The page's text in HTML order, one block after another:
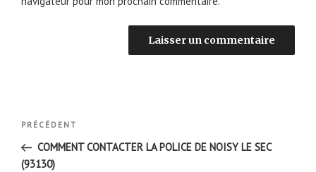
Navigation
l’article
Article
précédent
PRÉCÉDENT
COMMENT CONTACTER LA POLICE DE NOISY LE SEC
(93130)